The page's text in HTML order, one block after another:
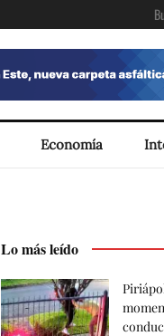
Economía
Lo más leído